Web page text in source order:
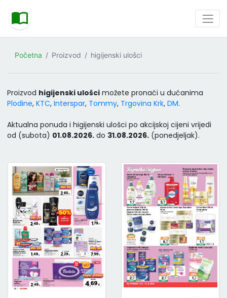
Početna Proizvod higijenski ulošci
Proizvod higijenski ulošci možete pronaći u dućanima
Plodine, KTC, Interspar, Tommy, Trgovina Krk, DM.
Aktualna ponuda i higijenski ulošci po akcijskoj cijeni vrijedi
od (subota) 01.08.2026. do 31.08.2026. (ponedjeljak).